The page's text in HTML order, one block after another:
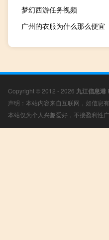
梦幻西游任务视频
广州的衣服为什么那么便宜
Copyright © 2012 - 2026 九江信息港
声明：本站内容来自互联网，如信息
本站仅为个人兴趣爱好，不接盈利性